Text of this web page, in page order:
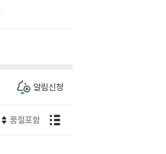
알림신청
품절포함